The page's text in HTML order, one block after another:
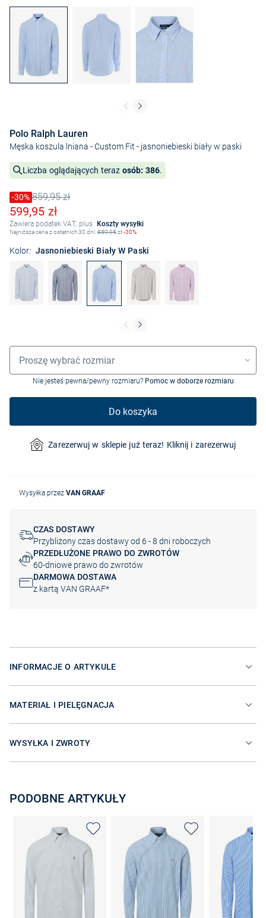
Polo Ralph Lauren
Męska koszula lniana - Custom Fit - jasnoniebieski biały w paski
Liczba oglądających teraz osób: 386.
Cena obniżona o
-30%
Stara cena859,95 zł
Obniżona cena
599,95 zł
Zawiera podatek VAT, plus Koszty wysyłki
Najniższa cena z ostatnich 30 dni:859,95zł-30%
Kolor: Jasnoniebieski Biały W Paski
Wybór rozmiaru
Proszę wybrać rozmiar
Nie jesteś pewna/pewny rozmiaru? Pomoc w doborze rozmiaru
Do koszyka
Zarezerwuj w sklepie już teraz! Kliknij i zarezerwuj
Wysyłka przez VAN GRAAF
CZAS DOSTAWY
Przybliżony czas dostawy od 6 - 8 dni roboczych
PRZEDŁUŻONE PRAWO DO ZWROTÓW
60-dniowe prawo do zwrotów
DARMOWA DOSTAWA
z kartą VAN GRAAF*
INFORMACJE O ARTYKULE
MATERIAŁ I PIELĘGNACJA
WYSYŁKA I ZWROTY
PODOBNE ARTYKUŁY